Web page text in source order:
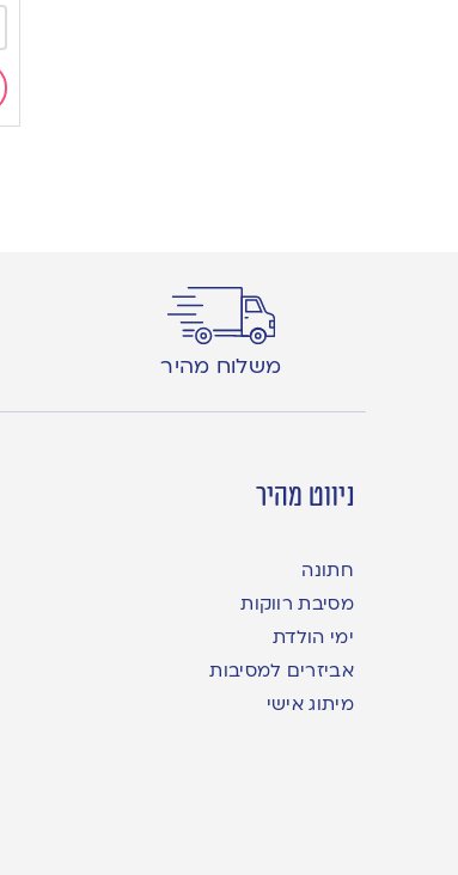
משלוח מהיר
ניווט מהיר
חתונה
מסיבת רווקות
ימי הולדת
אביזרים למסיבות
מיתוג אישי